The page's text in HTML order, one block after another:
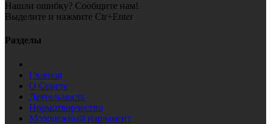
Нашли ошибку? Сообщите нам!
Выделите и нажмите Ctr+Enter
Разделы
Главная
О Совете
Деятельность
Нормотворчество
Молодежный парламент